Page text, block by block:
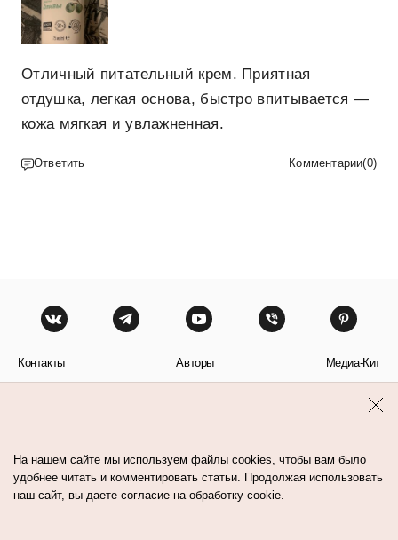
Отличный питательный крем. Приятная
отдушка, легкая основа, быстро впитывается —
кожа мягкая и увлажненная.
Ответить Комментарии(0)
Контакты Авторы Медиа-Кит
На нашем сайте мы используем файлы cookies, чтобы вам было
удобнее читать и комментировать статьи. Продолжая использовать
наш сайт, вы даете согласие на обработку cookie.